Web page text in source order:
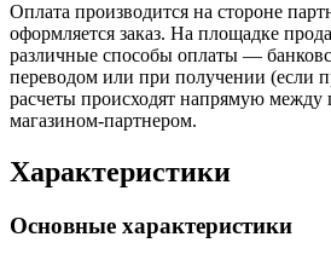
Оплата производится на стороне
оформляется заказ. На площадке
различные способы оплаты —
переводом или при получении (если
расчеты происходят напрямую между
магазином-партнером.
Характеристики
Основные характеристики